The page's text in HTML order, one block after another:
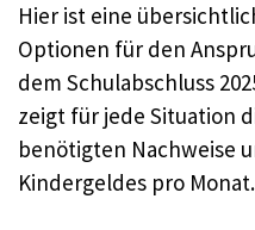
Hier ist eine
Optionen für den
dem Schulabschluss
zeigt für jede Situation
benötigten Nachweise
Kindergeldes pro Monat.